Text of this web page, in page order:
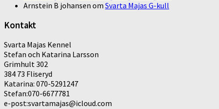
Arnstein B johansen om Svarta Majas G-kull
Kontakt
Svarta Majas Kennel
Stefan och Katarina Larsson
Grimhult 302
384 73 Fliseryd
Katarina: 070-5291247
Stefan:070-6677781
e-post:svartamajas@icloud.com